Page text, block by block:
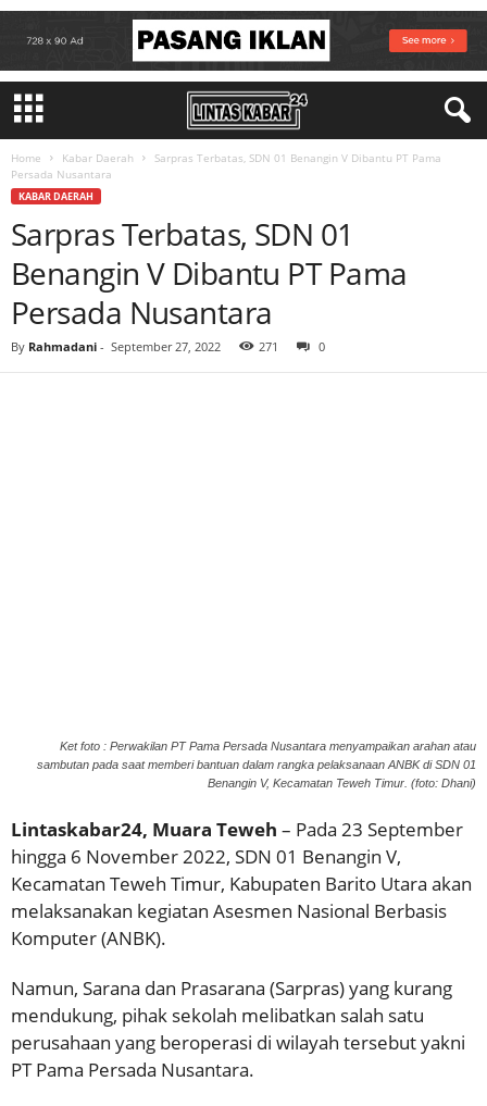
Home Kabar Daerah
Sarpras Terbatas, SDN 01 Benangin V Dibantu PT Pama
Persada Nusantara
KABAR DAERAH
Sarpras Terbatas, SDN 01
Benangin V Dibantu PT Pama
Persada Nusantara
By Rahmadani - September 27, 2022 271 0
Ket foto : Perwakilan PT Pama Persada Nusantara menyampaikan arahan atau
sambutan pada saat memberi bantuan dalam rangka pelaksanaan ANBK di SDN 01
Benangin V, Kecamatan Teweh Timur. (foto: Dhani)
Lintaskabar24, Muara Teweh – Pada 23 September
hingga 6 November 2022, SDN 01 Benangin V,
Kecamatan Teweh Timur, Kabupaten Barito Utara akan
melaksanakan kegiatan Asesmen Nasional Berbasis
Komputer (ANBK).
Namun, Sarana dan Prasarana (Sarpras) yang kurang
mendukung, pihak sekolah melibatkan salah satu
perusahaan yang beroperasi di wilayah tersebut yakni
PT Pama Persada Nusantara.